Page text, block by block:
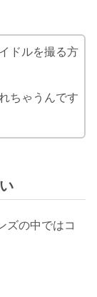
ドルを撮る方
ちゃうんです
ズの中ではコ